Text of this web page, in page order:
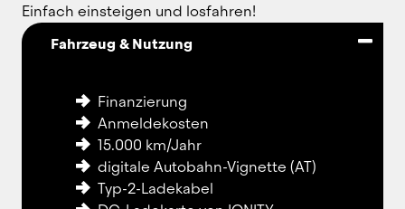
Einfach einsteigen und losfahren!
Fahrzeug & Nutzung
Finanzierung
Anmeldekosten
15.000 km/Jahr
digitale Autobahn-Vignette (AT)
Typ-2-Ladekabel